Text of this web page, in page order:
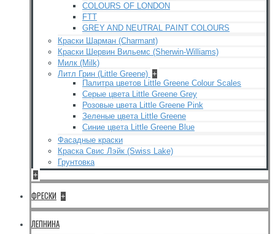
COLOURS OF LONDON
FTT
GREY AND NEUTRAL PAINT COLOURS
Краски Шарман (Charmant)
Краски Шервин Вильемс (Sherwin-Williams)
Милк (Milk)
Литл Грин (Little Greene) +
Палитра цветов Little Greene Colour Scales
Серые цвета Little Greene Grey
Розовые цвета Little Greene Pink
Зеленые цвета Little Greene
Синие цвета Little Greene Blue
Фасадные краски
Краска Свис Лэйк (Swiss Lake)
Грунтовка
+
ФРЕСКИ +
ЛЕПНИНА